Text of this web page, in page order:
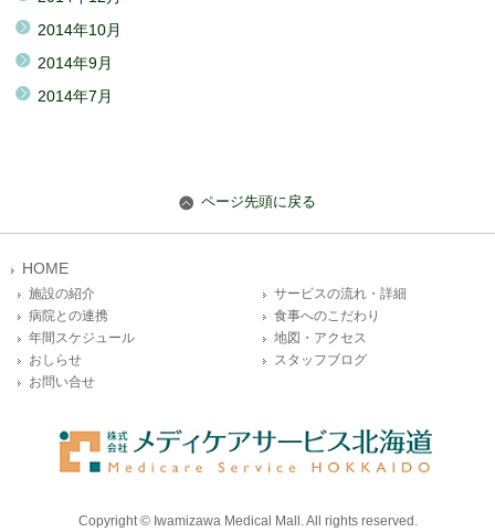
2014年10月
2014年9月
2014年7月
ページ先頭に戻る
HOME
施設の紹介
サービスの流れ・詳細
病院との連携
食事へのこだわり
年間スケジュール
地図・アクセス
おしらせ
スタッフブログ
お問い合せ
Copyright © Iwamizawa Medical Mall. All rights reserved.